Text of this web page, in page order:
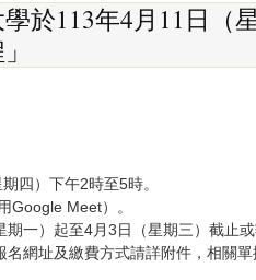
學於113年4月11日
四）下午2時至5時。
Google Meet）。
一）起至4月3日（星期三）截止或
網址及繳費方式請詳附件，相關